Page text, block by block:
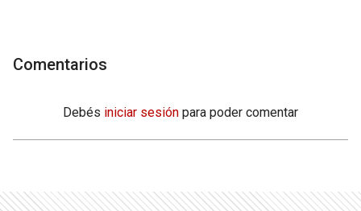
Comentarios
Debés iniciar sesión para poder comentar